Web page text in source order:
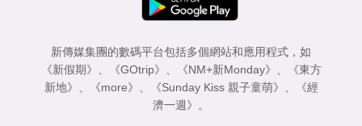
新傳媒集團的數碼平台包括多個網站和應用程式，如
《新假期》 、 《GOtrip》 、 《NM+新Monday》 、
《東方
新地》 、 《more》 、 《Sunday Kiss 親子童萌》 、
《經
濟一週》 。